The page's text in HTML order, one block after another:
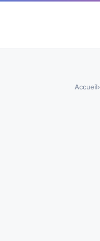
Accueil›